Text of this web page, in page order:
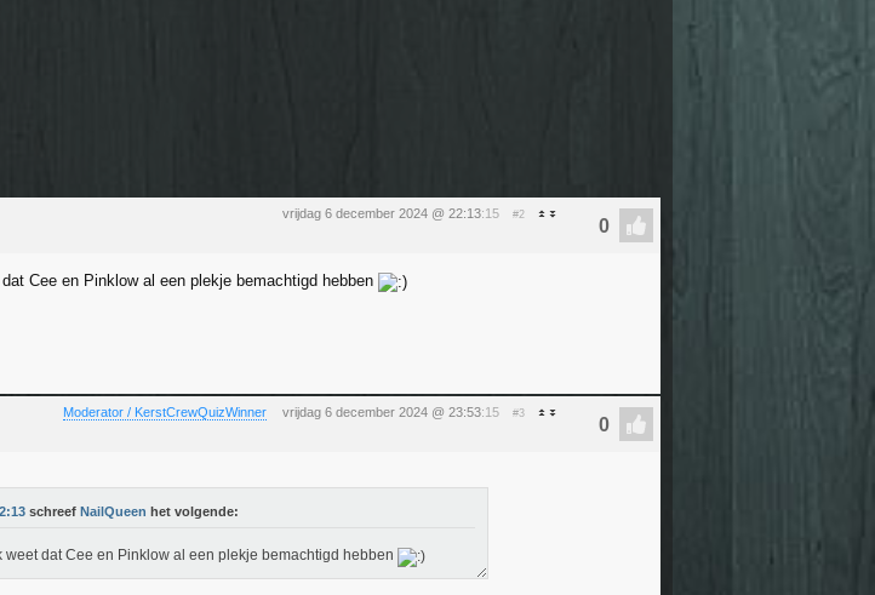
vrijdag 6 december 2024 @ 22:13:15 #2
Cee en Pinklow al een plekje bemachtigd hebben
Moderator / KerstCrewQuizWinner vrijdag 6 december 2024 @ 23:53:15 #3
schreef NailQueen het volgende:
dat Cee en Pinklow al een plekje bemachtigd hebben